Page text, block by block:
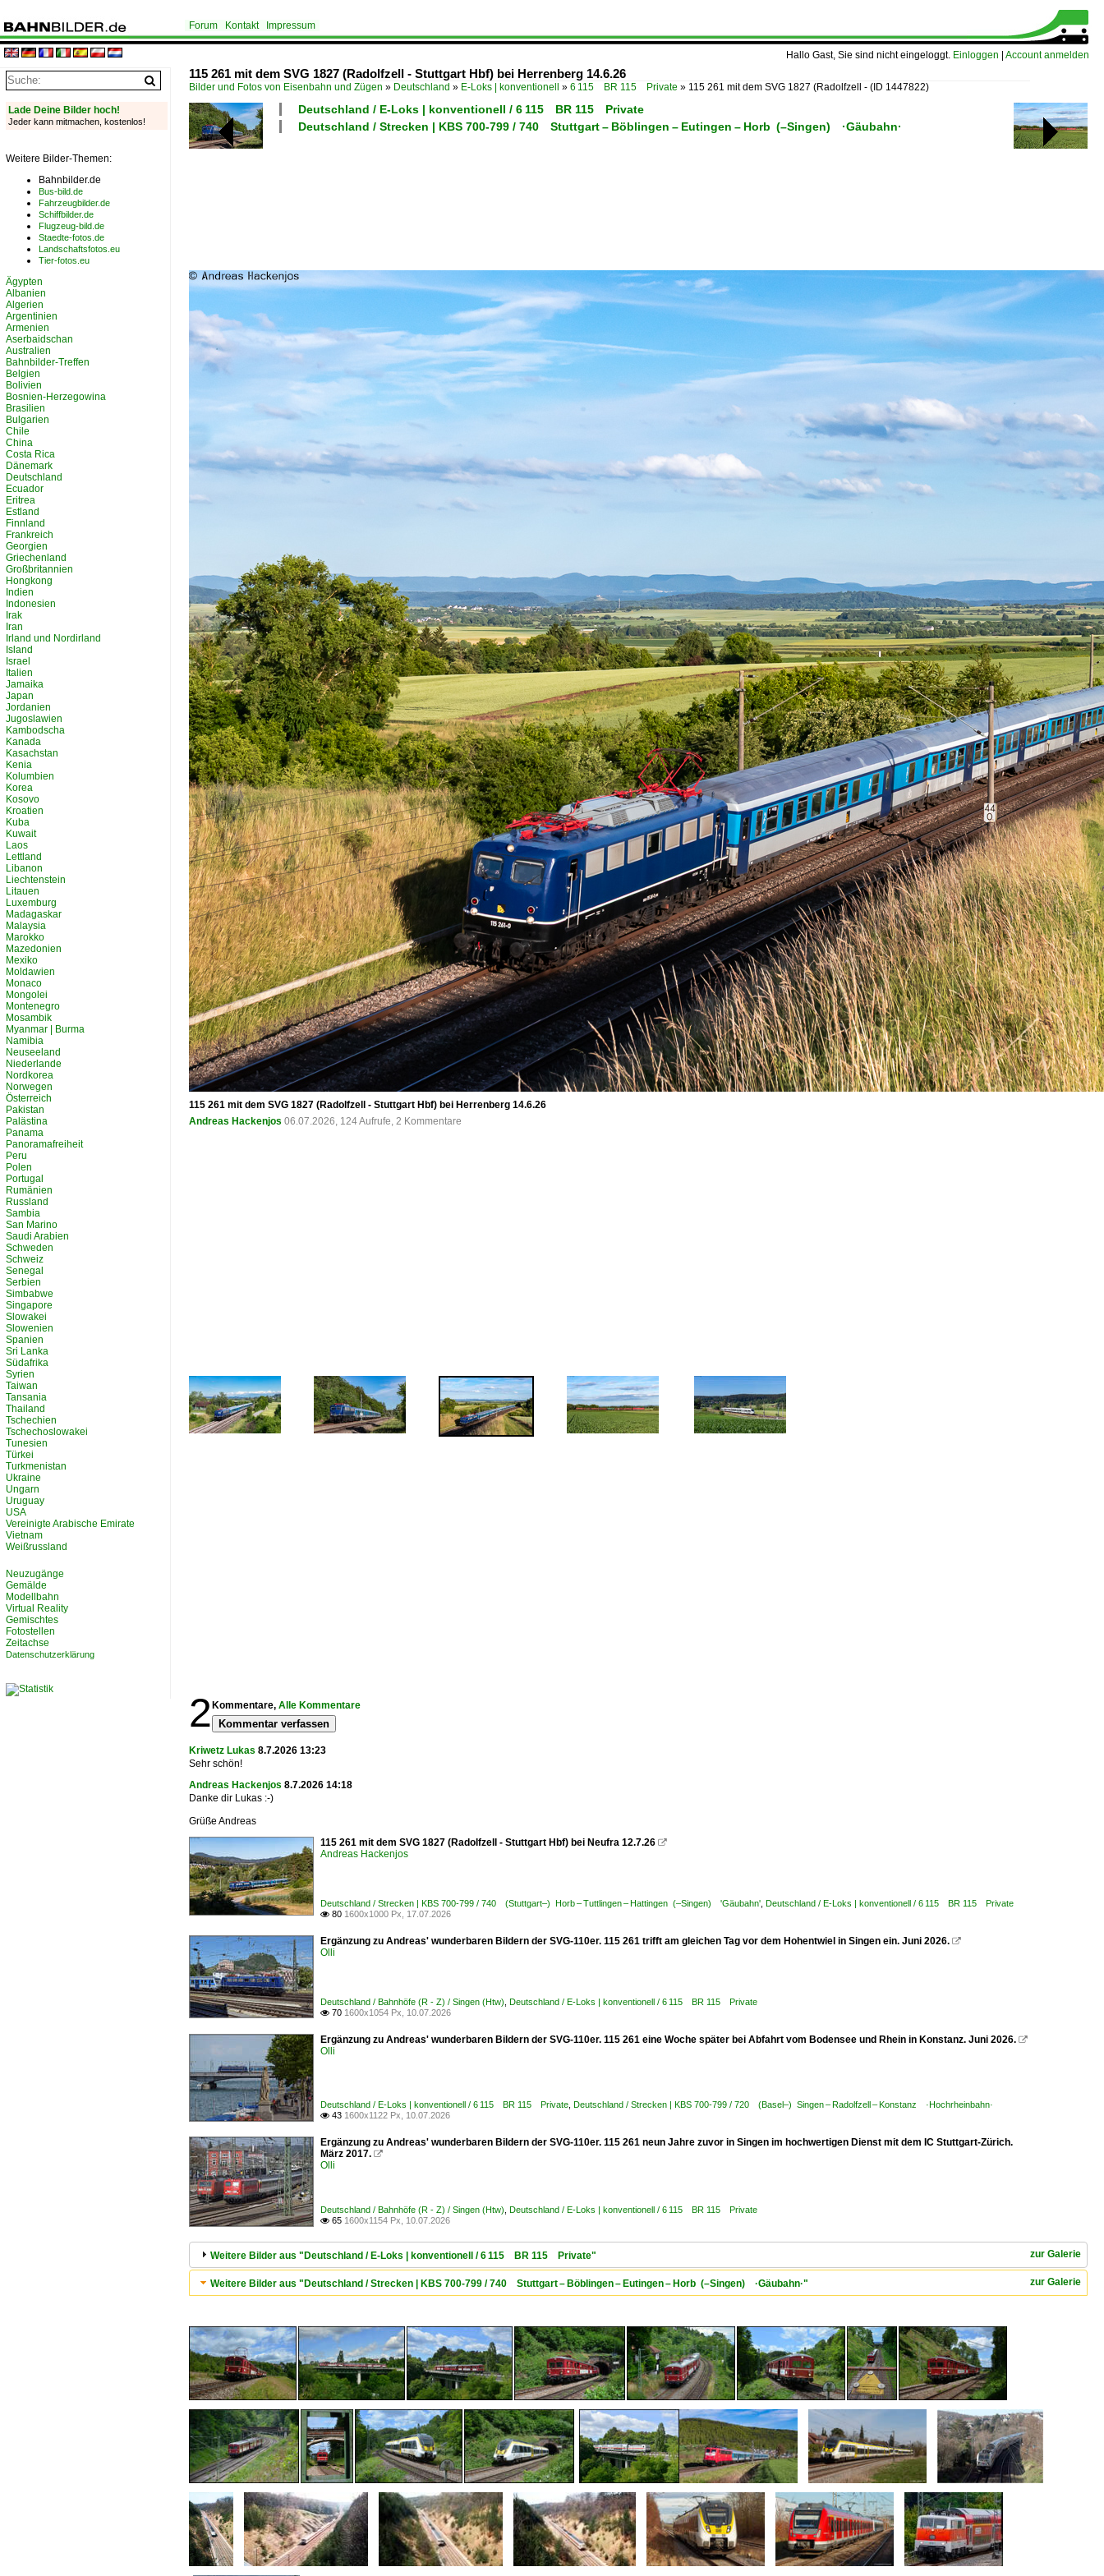
Hallo Gast, Sie sind nicht eingeloggt. Einloggen Account anmelden
Forum Kontakt Impressum
115 261 mit dem SVG 1827 (Radolfzell - Stuttgart Hbf) bei Herrenberg 14.6.26
Bilder und Fotos von Eisenbahn und Zügen » Deutschland » E-Loks | konventionell » 6 115 BR 115 Private » 115 261 mit dem SVG 1827 (Radolfzell - (ID 1447822)
Deutschland / E-Loks | konventionell / 6 115 BR 115 Private
Deutschland / Strecken | KBS 700-799 / 740 Stuttgart – Böblingen – Eutingen – Horb (–Singen) ·Gäubahn·
115 261 mit dem SVG 1827 (Radolfzell - Stuttgart Hbf) bei Herrenberg 14.6.26
Andreas Hackenjos 06.07.2026, 124 Aufrufe, 2 Kommentare
2 Kommentare, Alle Kommentare
Kommentar verfassen
Kriwetz Lukas 8.7.2026 13:23
Sehr schön!
Andreas Hackenjos 8.7.2026 14:18
Danke dir Lukas :-)
Grüße Andreas
115 261 mit dem SVG 1827 (Radolfzell - Stuttgart Hbf) bei Neufra 12.7.26 
Andreas Hackenjos
Deutschland / Strecken | KBS 700-799 / 740 (Stuttgart–) Horb – Tuttlingen – Hattingen (–Singen) 'Gäubahn' Deutschland / E-Loks | konventionell / 6 115 BR 115 Private
 80 1600x1000 Px, 17.07.2026
Ergänzung zu Andreas' wunderbaren Bildern der SVG-110er. 115 261 trifft am gleichen Tag vor dem Hohentwiel in Singen ein. Juni 2026. 
Olli
Deutschland / Bahnhöfe (R - Z) / Singen (Htw) Deutschland / E-Loks | konventionell / 6 115 BR 115 Private
 70 1600x1054 Px, 10.07.2026
Ergänzung zu Andreas' wunderbaren Bildern der SVG-110er. 115 261 eine Woche später bei Abfahrt vom Bodensee und Rhein in Konstanz. Juni 2026. 
Olli
Deutschland / E-Loks | konventionell / 6 115 BR 115 Private Deutschland / Strecken | KBS 700-799 / 720 (Basel–) Singen – Radolfzell – Konstanz ·Hochrheinbahn·
 43 1600x1122 Px, 10.07.2026
Ergänzung zu Andreas' wunderbaren Bildern der SVG-110er. 115 261 neun Jahre zuvor in Singen im hochwertigen Dienst mit dem IC Stuttgart-Zürich.
März 2017. 
Olli
Deutschland / Bahnhöfe (R - Z) / Singen (Htw) Deutschland / E-Loks | konventionell / 6 115 BR 115 Private
 65 1600x1154 Px, 10.07.2026
zur Galerie
Weitere Bilder aus "Deutschland / E-Loks | konventionell / 6 115 BR 115 Private"
zur Galerie
Weitere Bilder aus "Deutschland / Strecken | KBS 700-799 / 740 Stuttgart – Böblingen – Eutingen – Horb (–Singen) ·Gäubahn·"
Lade Deine Bilder hoch!
Jeder kann mitmachen, kostenlos!
Weitere Bilder-Themen:
Bahnbilder.de
Bus-bild.de
Fahrzeugbilder.de
Schiffbilder.de
Flugzeug-bild.de
Staedte-fotos.de
Landschaftsfotos.eu
Tier-fotos.eu
Ägypten
Albanien
Algerien
Argentinien
Armenien
Aserbaidschan
Australien
Bahnbilder-Treffen
Belgien
Bolivien
Bosnien-Herzegowina
Brasilien
Bulgarien
Chile
China
Costa Rica
Dänemark
Deutschland
Ecuador
Eritrea
Estland
Finnland
Frankreich
Georgien
Griechenland
Großbritannien
Hongkong
Indien
Indonesien
Irak
Iran
Irland und Nordirland
Island
Israel
Italien
Jamaika
Japan
Jordanien
Jugoslawien
Kambodscha
Kanada
Kasachstan
Kenia
Kolumbien
Korea
Kosovo
Kroatien
Kuba
Kuwait
Laos
Lettland
Libanon
Liechtenstein
Litauen
Luxemburg
Madagaskar
Malaysia
Marokko
Mazedonien
Mexiko
Moldawien
Monaco
Mongolei
Montenegro
Mosambik
Myanmar | Burma
Namibia
Neuseeland
Niederlande
Nordkorea
Norwegen
Österreich
Pakistan
Palästina
Panama
Panoramafreiheit
Peru
Polen
Portugal
Rumänien
Russland
Sambia
San Marino
Saudi Arabien
Schweden
Schweiz
Senegal
Serbien
Simbabwe
Singapore
Slowakei
Slowenien
Spanien
Sri Lanka
Südafrika
Syrien
Taiwan
Tansania
Thailand
Tschechien
Tschechoslowakei
Tunesien
Türkei
Turkmenistan
Ukraine
Ungarn
Uruguay
USA
Vereinigte Arabische Emirate
Vietnam
Weißrussland
Neuzugänge
Gemälde
Modellbahn
Virtual Reality
Gemischtes
Fotostellen
Zeitachse
Datenschutzerklärung